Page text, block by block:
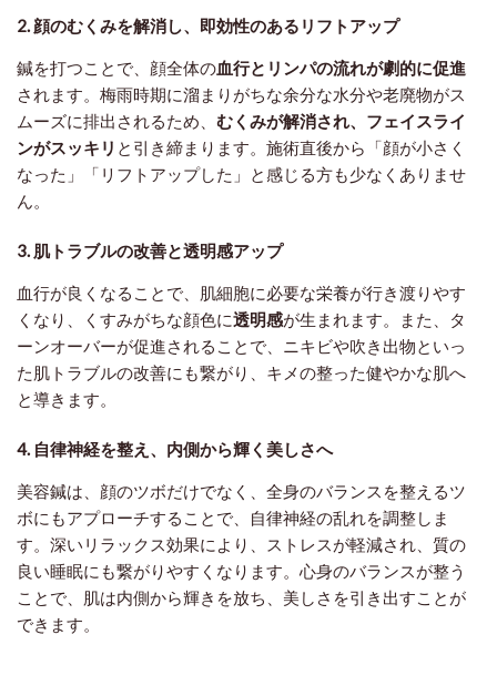
2. 顔のむくみを解消し、即効性のあるリフトアップ
鍼を打つことで、顔全体の血行とリンパの流れが劇的に促進
されます。梅雨時期に溜まりがちな余分な水分や老廃物がス
ムーズに排出されるため、 むくみが解消され、フェイスライ
ンがスッキリ と引き締まります。施術直後から「顔が小さく
なった」「リフトアップした」と感じる方も少なくありませ
ん。
3. 肌トラブルの改善と透明感アップ
血行が良くなることで、肌細胞に必要な栄養が行き渡りやす
くなり、くすみがちな顔色に透明感が生まれます。また、タ
ーンオーバーが促進されることで、ニキビや吹き出物といっ
た肌トラブルの改善にも繋がり、キメの整った健やかな肌へ
と導きます。
4. 自律神経を整え、内側から輝く美しさへ
美容鍼は、顔のツボだけでなく、全身のバランスを整えるツ
ボにもアプローチすることで、自律神経の乱れを調整しま
す。深いリラックス効果により、ストレスが軽減され、質の
良い睡眠にも繋がりやすくなります。心身のバランスが整う
ことで、肌は内側から輝きを放ち、美しさを引き出すことが
できます。